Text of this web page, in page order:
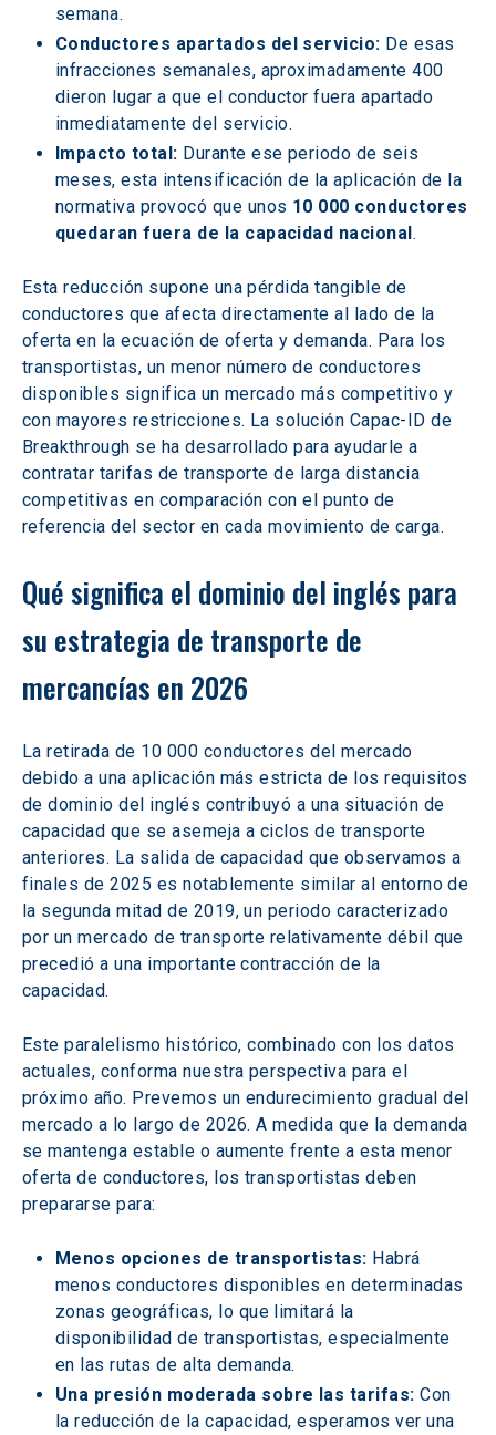
semana.
Conductores apartados del servicio: De esas
infracciones semanales, aproximadamente 400
dieron lugar a que el conductor fuera apartado
inmediatamente del servicio.
Impacto total: Durante ese periodo de seis
meses, esta intensificación de la aplicación de la
normativa provocó que unos 10 000 conductores
quedaran fuera de la capacidad nacional .
Esta reducción supone una pérdida tangible de
conductores que afecta directamente al lado de la
oferta en la ecuación de oferta y demanda. Para los
transportistas, un menor número de conductores
disponibles significa un mercado más competitivo y
con mayores restricciones. La solución Capac-ID de
Breakthrough se ha desarrollado para ayudarle a
contratar tarifas de transporte de larga distancia
competitivas en comparación con el punto de
referencia del sector en cada movimiento de carga.
Qué significa el dominio del inglés para
su estrategia de transporte de
mercancías en 2026
La retirada de 10 000 conductores del mercado
debido a una aplicación más estricta de los requisitos
de dominio del inglés contribuyó a una situación de
capacidad que se asemeja a ciclos de transporte
anteriores. La salida de capacidad que observamos a
finales de 2025 es notablemente similar al entorno de
la segunda mitad de 2019, un periodo caracterizado
por un mercado de transporte relativamente débil que
precedió a una importante contracción de la
capacidad.
Este paralelismo histórico, combinado con los datos
actuales, conforma nuestra perspectiva para el
próximo año. Prevemos un endurecimiento gradual del
mercado a lo largo de 2026. A medida que la demanda
se mantenga estable o aumente frente a esta menor
oferta de conductores, los transportistas deben
prepararse para:
Menos opciones de transportistas: Habrá
menos conductores disponibles en determinadas
zonas geográficas, lo que limitará la
disponibilidad de transportistas, especialmente
en las rutas de alta demanda.
Una presión moderada sobre las tarifas: Con
la reducción de la capacidad, esperamos ver una